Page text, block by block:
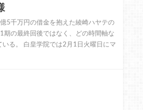
5千万円の借金を抱えた綾崎ハヤテの
の最終回後ではなく、どの時間軸な
る。 白皇学院では2月1日火曜日にマ